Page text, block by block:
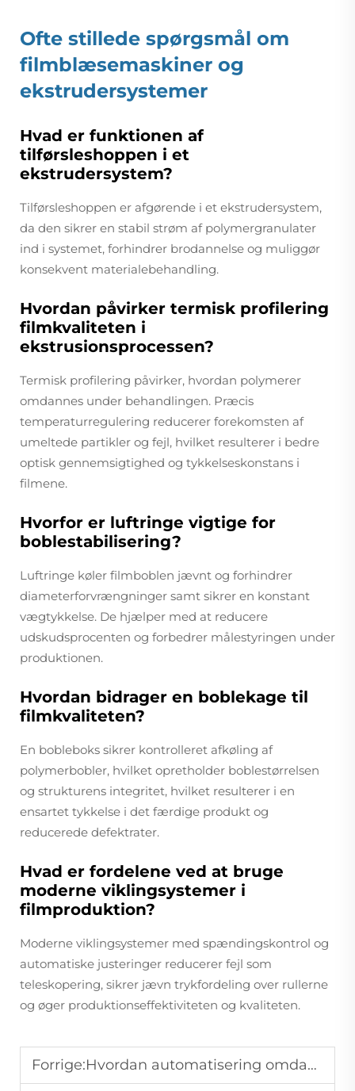
Ofte stillede spørgsmål om
filmblæsemaskiner og
ekstrudersystemer
Hvad er funktionen af
tilførsleshoppen i et
ekstrudersystem?
Tilførsleshoppen er afgørende i et ekstrudersystem,
da den sikrer en stabil strøm af polymergranulater
ind i systemet, forhindrer brodannelse og muliggør
konsekvent materialebehandling.
Hvordan påvirker termisk profilering
filmkvaliteten i
ekstrusionsprocessen?
Termisk profilering påvirker, hvordan polymerer
omdannes under behandlingen. Præcis
temperaturregulering reducerer forekomsten af
umeltede partikler og fejl, hvilket resulterer i bedre
optisk gennemsigtighed og tykkelseskonstans i
filmene.
Hvorfor er luftringe vigtige for
boblestabilisering?
Luftringe køler filmboblen jævnt og forhindrer
diameterforvrængninger samt sikrer en konstant
vægtykkelse. De hjælper med at reducere
udskudsprocenten og forbedrer målestyringen under
produktionen.
Hvordan bidrager en boblekage til
filmkvaliteten?
En bobleboks sikrer kontrolleret afkøling af
polymerbobler, hvilket opretholder boblestørrelsen
og strukturens integritet, hvilket resulterer i en
ensartet tykkelse i det færdige produkt og
reducerede defektrater.
Hvad er fordelene ved at bruge
moderne viklingsystemer i
filmproduktion?
Moderne viklingsystemer med spændingskontrol og
automatiske justeringer reducerer fejl som
teleskopering, sikrer jævn trykfordeling over rullerne
og øger produktionseffektiviteten og kvaliteten.
Forrige:Hvordan automatisering omdanner effektiviteten af plastikposemaskiner